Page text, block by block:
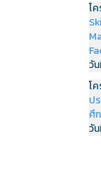
โ
วั
โ
ป
ศึ
วั